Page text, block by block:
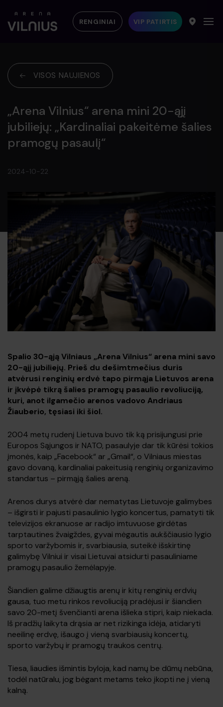
RENGINIAI VIP PATIRTIS
VISOS NAUJIENOS
„Arena Vilnius“ arena mini 20-ąjį
jubiliejų: „Kardinaliai pakeitėme šalies
pramogų pasaulį“
2024-10-22
Spalio 30-ąją Vilniaus „Arena Vilnius“ arena mini savo
20-ąjį jubiliejų. Prieš du dešimtmečius duris
atvėrusi renginių erdvė tapo pirmąja Lietuvos arena
ir įkvėpė tikrą šalies pramogų pasaulio revoliuciją,
kuri, anot ilgamečio arenos vadovo Andriaus
Žiauberio, tęsiasi iki šiol.
2004 metų rudenį Lietuva buvo tik ką prisijungusi prie
Europos Sąjungos ir NATO, pasaulyje dar tik kūrėsi tokios
įmonės, kaip „Facebook“ ar „Gmail“, o Vilniaus miestas
gavo dovaną, kardinaliai pakeitusią renginių organizavimo
standartus – pirmąją šalies areną.
Arenos durys atvėrė dar nematytas Lietuvoje galimybes
– išgirsti ir pajusti pasaulinio lygio koncertus, pamatyti tik
televizijos ekranuose ar radijo imtuvuose girdėtas
tarptautines žvaigždes, gyvai mėgautis aukščiausio lygio
sporto varžybomis ir, svarbiausia, suteikė išskirtinę
galimybę Vilniui ir visai Lietuvai atsidurti pasauliniame
pramogų pasaulio žemėlapyje.
Šiandien galime džiaugtis arenų ir kitų renginių erdvių
gausa, tuo metu rinkos revoliuciją pradėjusi ir šiandien
savo 20-metį švenčianti arena išlieka stipri, kaip niekada.
Iš pradžių laikyta drąsia ar net rizikinga idėja, atidaryti
neeilinę erdvę, išaugo į vieną svarbiausių koncertų,
sporto varžybų ir pramogų traukos centrų.
Tiesa, liaudies išmintis byloja, kad namų be dūmų nebūna,
todėl natūralu, jog bėgant metams teko įkopti ne į vieną
kalną.